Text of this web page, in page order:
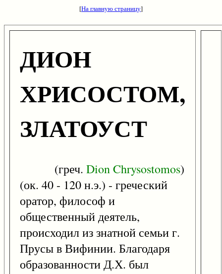
[На главную страницу]
ДИОН
ХРИСОСТОМ,
ЗЛАТОУСТ
(греч. DionChrysostomos)
(ок. 40 - 120 н.э.) - греческий
оратор, философ и
общественный деятель,
происходил из знатной семьи г.
Прусы в Вифинии. Благодаря
образованности Д.Х. был